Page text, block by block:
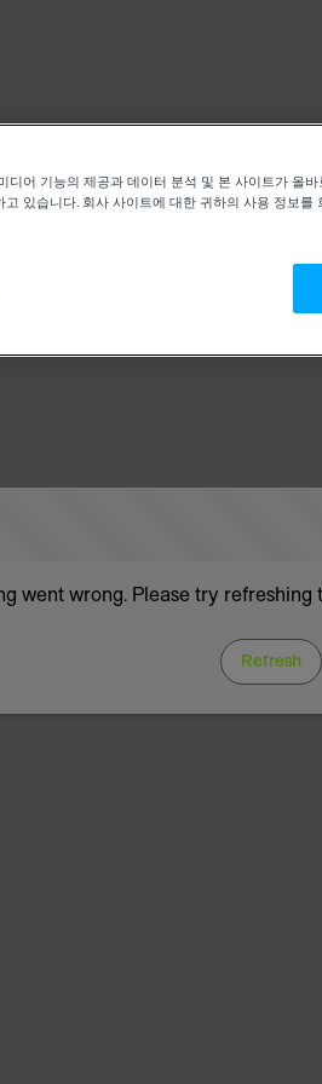
went wrong. Please try refreshing
Refresh
디어 기능의 제공과 데이터 분석 및 본 사이트가 올
고 있습니다. 회사 사이트에 대한 귀하의 사용 정보를